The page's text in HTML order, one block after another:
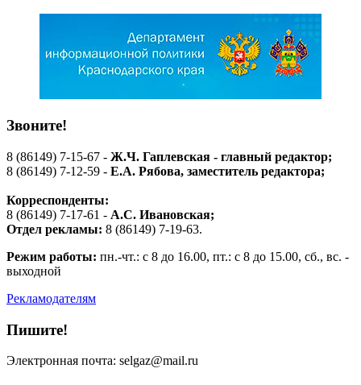
Звоните!
8 (86149) 7-15-67 - Ж.Ч. Гаплевская - главный редактор;
8 (86149) 7-12-59 - Е.А. Рябова, заместитель редактора;
Корреспонденты:
8 (86149) 7-17-61 - А.С. Ивановская;
Отдел рекламы: 8 (86149) 7-19-63.
Режим работы: пн.-чт.: с 8 до 16.00, пт.: с 8 до 15.00, сб., вс. -
выходной
Рекламодателям
Пишите!
Электронная почта: selgaz@mail.ru